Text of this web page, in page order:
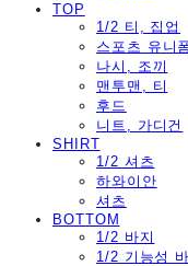
TOP
1/2 티, 집업
스포츠 유니
나시, 조끼
맨투맨, 티
후드
니트, 가디건
SHIRT
1/2 셔츠
하와이안
셔츠
BOTTOM
1/2 바지
1/2 기능성